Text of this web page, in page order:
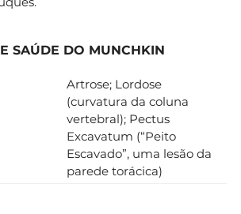
SAÚDE DO MUNCHKIN
Artrose; Lordose
(curvatura da coluna
vertebral); Pectus
Excavatum (“Peito
Escavado”, uma lesão da
parede torácica)